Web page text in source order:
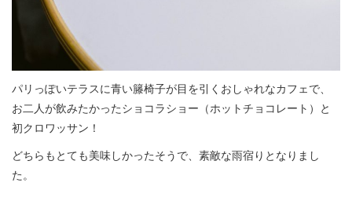
パリっぽいテラスに青い籐椅子が目を引くおしゃれなカフェで、
お二人が飲みたかったショコラショー（ホットチョコレート）と
初クロワッサン！
どちらもとても美味しかったそうで、素敵な雨宿りとなりまし
た。